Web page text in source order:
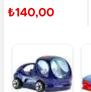
₺140,00